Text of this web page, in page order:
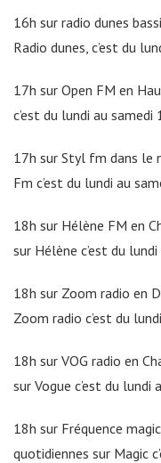
16h sur radio dunes
Radio dunes, c’est du
17h sur Open FM en
c’est du lundi au
17h sur Styl fm dans le
Fm c’est du lundi au
18h sur Hélène FM en
sur Hélène c’est du
18h sur Zoom radio en
Zoom radio c’est du
18h sur VOG radio en
sur Vogue c’est du
18h sur Fréquence
quotidiennes sur Magic